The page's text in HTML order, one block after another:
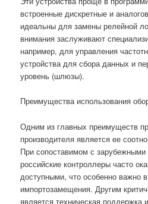
встроенные дискретные и
идеальны для замены релейной
внимания заслуживают
например, для управления
устройства для сбора данных и
уровень (шлюзы).
Преимущества использования
Одним из главных преимуществ
производителя является ее
При сопоставимом с
российские контроллеры часто
доступными, что особенно важно
импортозамещения. Другим
является техническая поддержка